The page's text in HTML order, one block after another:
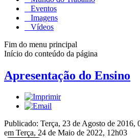
Eventos
Imagens
Vídeos
Fim do menu principal
Início do conteúdo da página
Apresentação do Ensino
Publicado: Terça, 23 de Agosto de 2016,
em Terça, 24 de Maio de 2022, 12h03